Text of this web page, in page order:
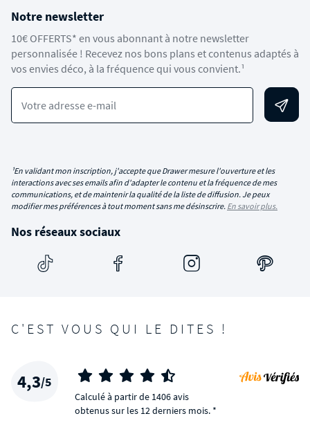
Notre newsletter
10€ OFFERTS* en vous abonnant à notre newsletter
personnalisée ! Recevez nos bons plans et contenus adaptés à
vos envies déco, à la fréquence qui vous convient.¹
Votre adresse e-mail
¹En validant mon inscription, j'accepte que Drawer mesure l'ouverture et les
interactions avec ses emails afin d'adapter le contenu et la fréquence de mes
communications, et de maintenir la qualité de la liste de diffusion. Je peux
modifier mes préférences à tout moment sans me désinscrire. En savoir plus.
Nos réseaux sociaux
C'EST VOUS QUI LE DITES !
4,3/5
Calculé à partir de 1406 avis
obtenus sur les 12 derniers mois. *